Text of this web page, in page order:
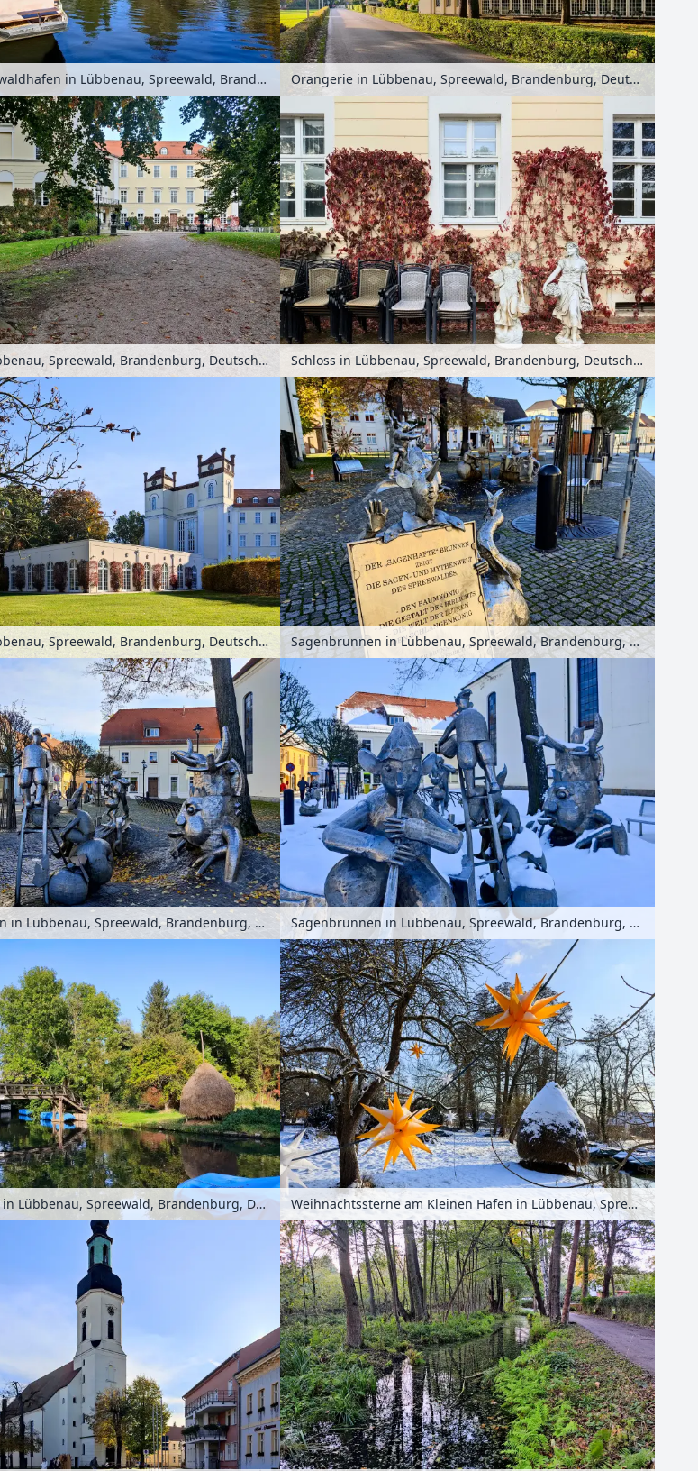
Großer Spreewaldhafen in Lübbenau, Spreewald, Brandenburg, Deutschland Orangerie in Lübbenau, Spreewald, Brandenburg, Deutschland
Schloss in Lübbenau, Spreewald, Brandenburg, Deutschland Schloss in Lübbenau, Spreewald, Brandenburg, Deutschland
Schloss in Lübbenau, Spreewald, Brandenburg, Deutschland Sagenbrunnen in Lübbenau, Spreewald, Brandenburg, Deutschland
Sagenbrunnen in Lübbenau, Spreewald, Brandenburg, Deutschland Sagenbrunnen in Lübbenau, Spreewald, Brandenburg, Deutschland
Kleiner Hafen in Lübbenau, Spreewald, Brandenburg, Deutschland Weihnachtssterne am Kleinen Hafen in Lübbenau, Spreewald, Brandenburg, Deutschland